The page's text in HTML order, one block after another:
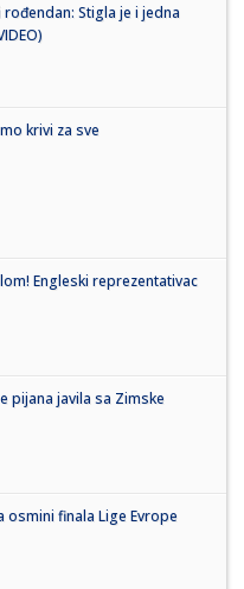
Stigla je i jedna
krivi za sve
Engleski reprezentativac
pijana javila sa Zimske
osmini finala Lige Evrope